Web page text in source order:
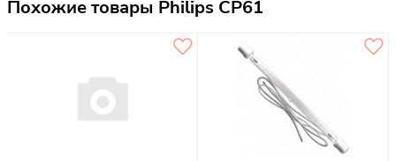
Похожие товары Philips CP61